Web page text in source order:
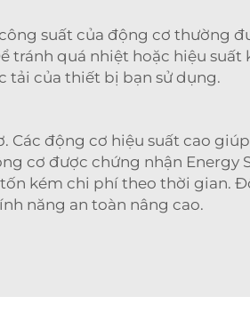
suất của động cơ thường
tránh quá nhiệt hoặc hiệu suất
tải của thiết bị bạn sử dụng.
Các động cơ hiệu suất cao
cơ được chứng nhận Energy
kém chi phí theo thời gian.
năng an toàn nâng cao.